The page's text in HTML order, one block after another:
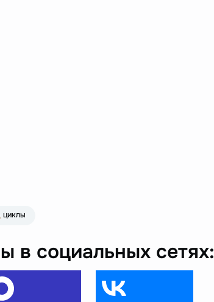
ЦИКЛЫ
в социальных сетях: